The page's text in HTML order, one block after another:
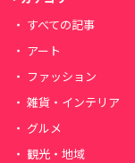
すべての記事
アート
ファッション
雑貨・インテリア
グルメ
観光・地域